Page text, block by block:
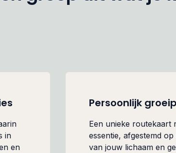
in
en
Persoonlijk
Een unieke routekaart
essentie, afgestemd op
van jouw lichaam en